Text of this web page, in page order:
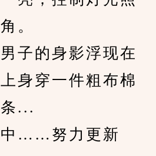
。
的身影浮现在
身穿一件粗布棉
...
……努力更新